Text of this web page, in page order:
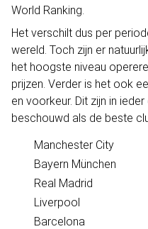
World Ranking.
Het verschilt dus per
wereld. Toch zijn er
het hoogste niveau
prijzen. Verder is het ook
en voorkeur. Dit zijn in
beschouwd als de beste
Manchester City
Bayern München
Real Madrid
Liverpool
Barcelona